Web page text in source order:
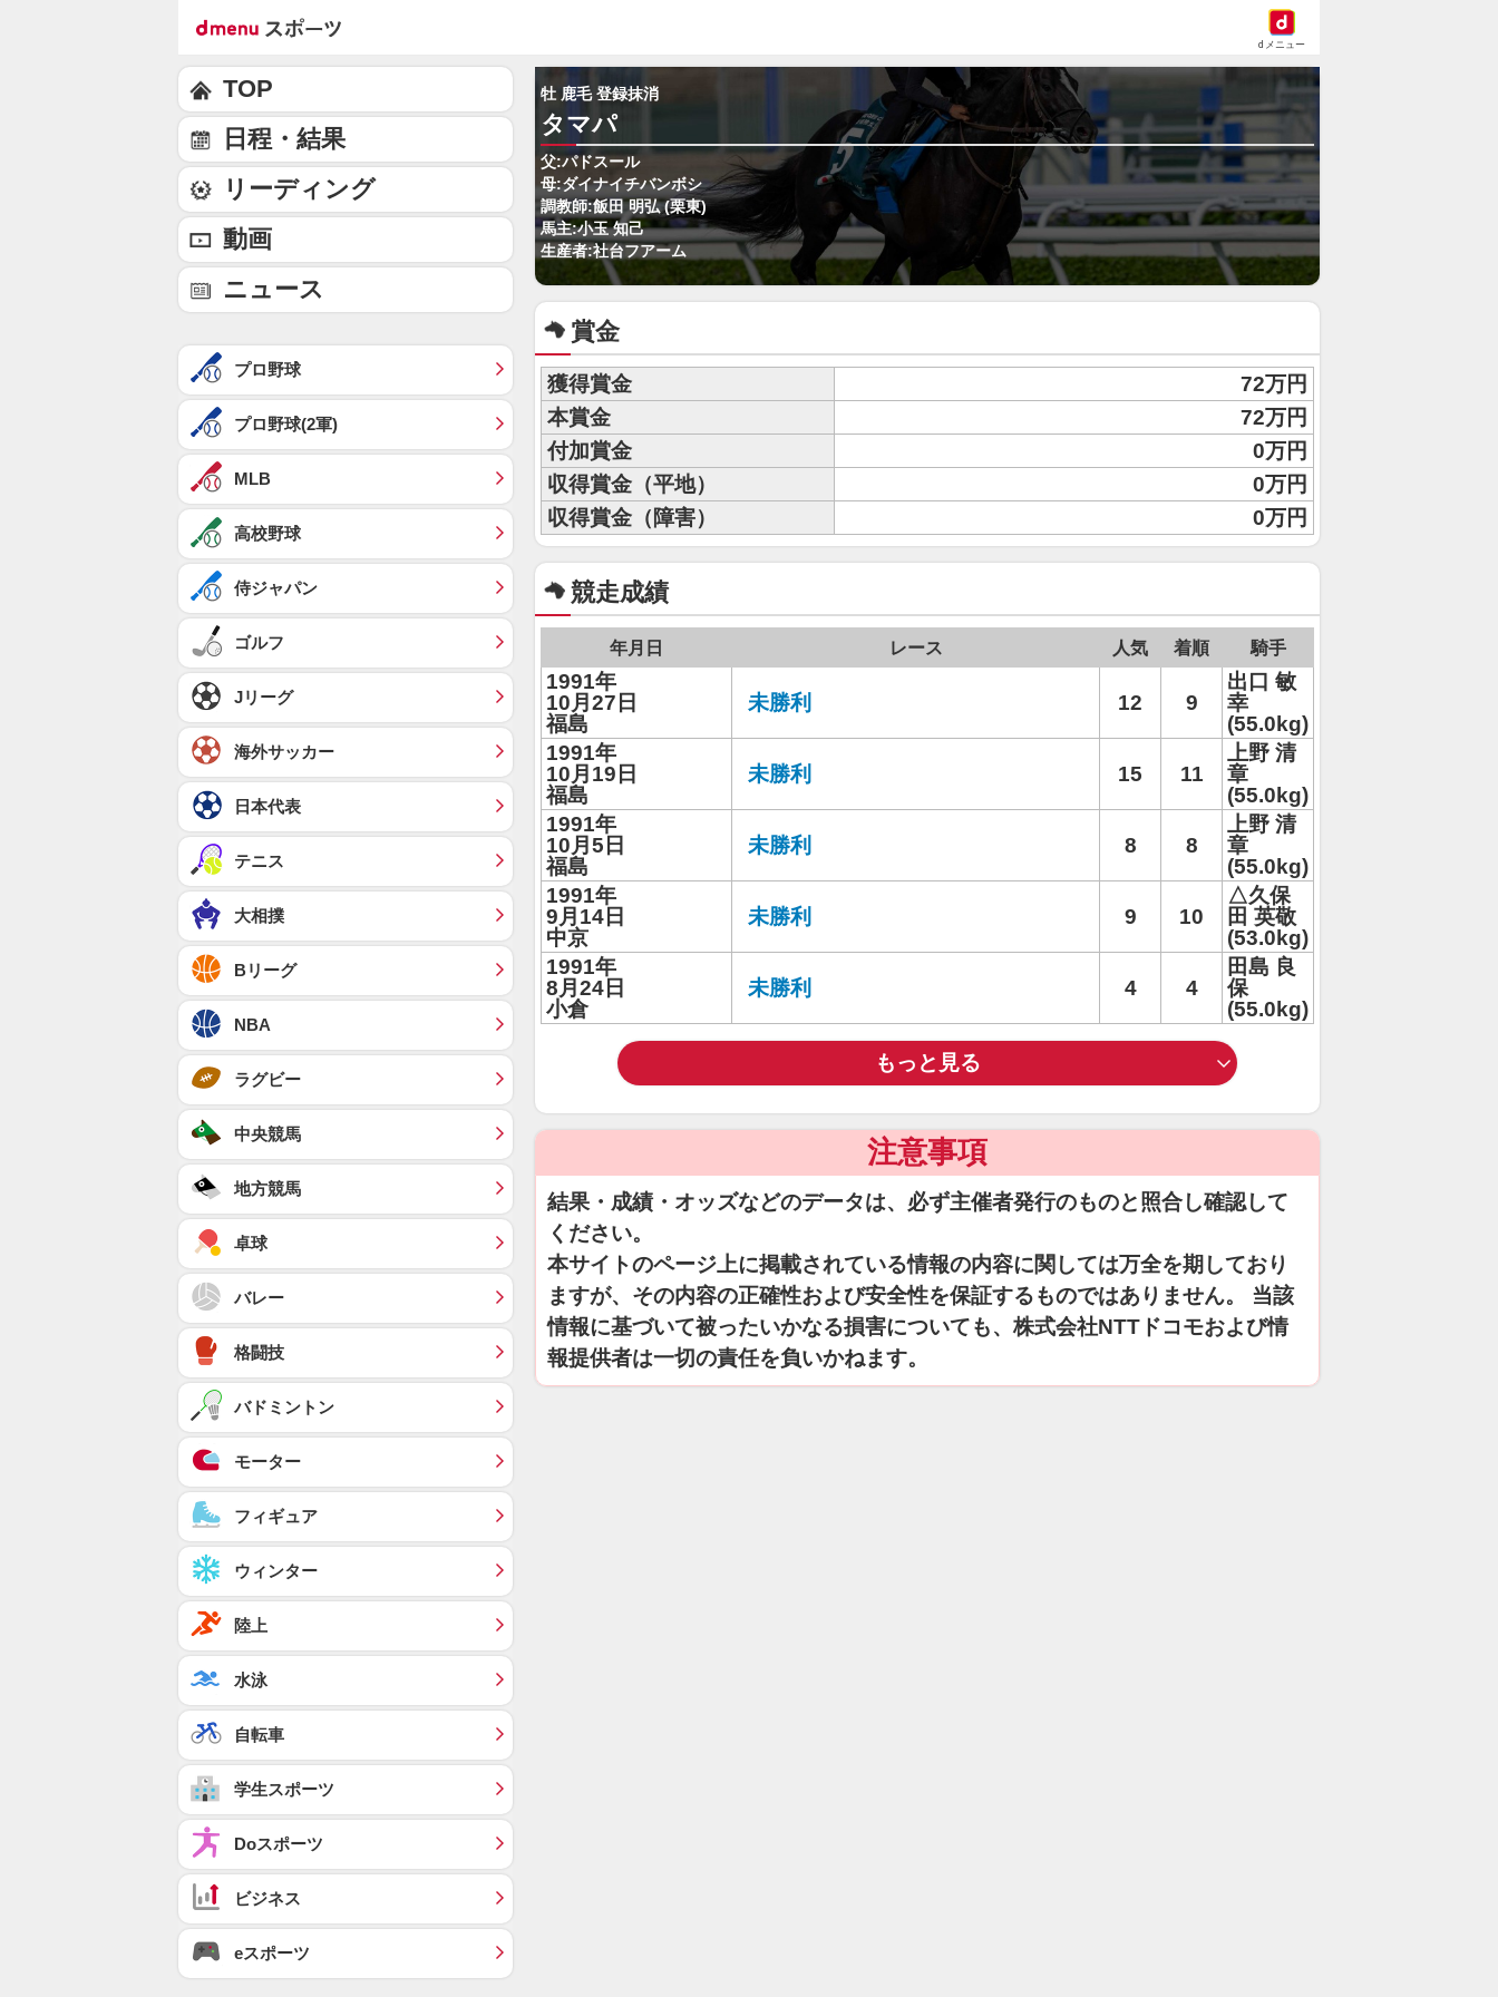
dメニュー
牡 鹿毛 登録抹消
タマパ
父:パドスール
母:ダイナイチバンボシ
調教師:飯田 明弘 (栗東)
馬主:小玉 知己
生産者:社台フアーム
賞金
獲得賞金
72万円
本賞金
72万円
付加賞金
0万円
収得賞金（平地）
0万円
収得賞金（障害）
0万円
競走成績
年月日 レース 人気 着順 騎手
1991年
10月27日
福島
未勝利 12 9
出口 敏
幸
(55.0kg)
1991年
10月19日
福島
未勝利 15 11
上野 清
章
(55.0kg)
1991年
10月5日
福島
未勝利 8 8
上野 清
章
(55.0kg)
1991年
9月14日
中京
未勝利 9 10
△久保
田 英敬
(53.0kg)
1991年
8月24日
小倉
未勝利 4 4
田島 良
保
(55.0kg)
もっと見る
注意事項
結果・成績・オッズなどのデータは、必ず主催者発行のものと照合し確認して
ください。
本サイトのページ上に掲載されている情報の内容に関しては万全を期しており
ますが、その内容の正確性および安全性を保証するものではありません。 当該
情報に基づいて被ったいかなる損害についても、株式会社NTTドコモおよび情
報提供者は一切の責任を負いかねます。
TOP
日程・結果
リーディング
動画
ニュース
プロ野球
プロ野球(2軍)
MLB
高校野球
侍ジャパン
ゴルフ
Jリーグ
海外サッカー
日本代表
テニス
大相撲
Bリーグ
NBA
ラグビー
中央競馬
地方競馬
卓球
バレー
格闘技
バドミントン
モーター
フィギュア
ウィンター
陸上
水泳
自転車
学生スポーツ
Doスポーツ
ビジネス
eスポーツ